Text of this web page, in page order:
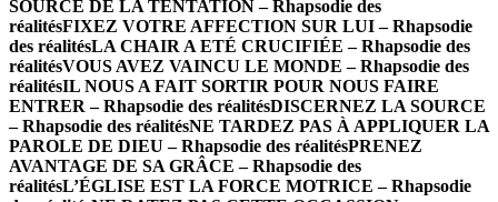
SOURCE DE LA TENTATION – Rhapsodie des
réalitésFIXEZ VOTRE AFFECTION SUR LUI – Rhapsodie
des réalitésLA CHAIR A ETÉ CRUCIFIÉE – Rhapsodie des
réalitésVOUS AVEZ VAINCU LE MONDE – Rhapsodie des
réalitésIL NOUS A FAIT SORTIR POUR NOUS FAIRE
ENTRER – Rhapsodie des réalitésDISCERNEZ LA SOURCE
– Rhapsodie des réalitésNE TARDEZ PAS À APPLIQUER LA
PAROLE DE DIEU – Rhapsodie des réalitésPRENEZ
AVANTAGE DE SA GRÂCE – Rhapsodie des
réalitésL’ÉGLISE EST LA FORCE MOTRICE – Rhapsodie